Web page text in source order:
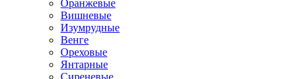
Оранжевые
Вишневые
Изумрудные
Венге
Ореховые
Янтарные
Сиреневые